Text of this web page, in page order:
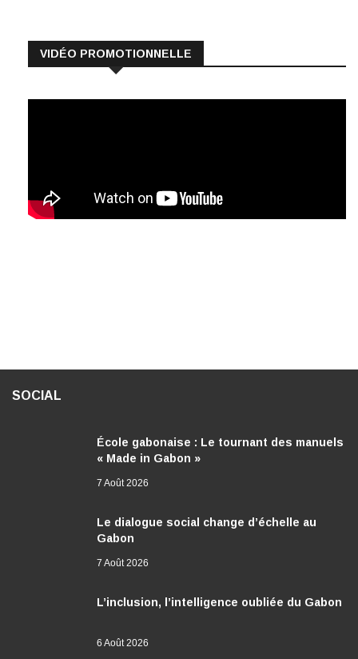
VIDÉO PROMOTIONNELLE
SOCIAL
École gabonaise : Le tournant des manuels
« Made in Gabon »
7 Août 2026
Le dialogue social change d’échelle au
Gabon
7 Août 2026
L’inclusion, l’intelligence oubliée du Gabon
6 Août 2026